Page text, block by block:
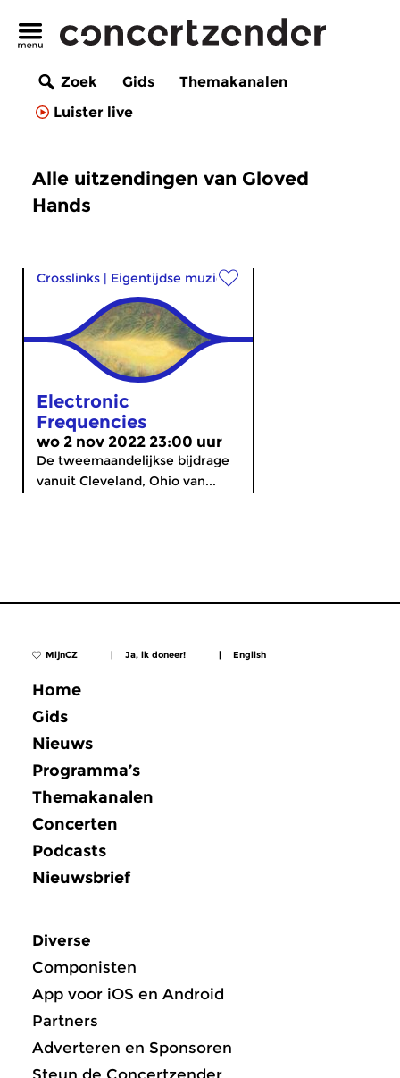
Zoek Gids
Themakanalen
Luister live
Alle uitzendingen van Gloved
Hands
Crosslinks | Eigentijdse muziek
Electronic
Frequencies
wo 2 nov 2022 23:00 uur
De tweemaandelijkse bijdrage
vanuit Cleveland, Ohio van...
MijnCZ | Ja, ik doneer! | English
Home
Gids
Nieuws
Programma’s
Themakanalen
Concerten
Podcasts
Nieuwsbrief
Diverse
Componisten
App voor iOS en Android
Partners
Adverteren en Sponsoren
Steun de Concertzender